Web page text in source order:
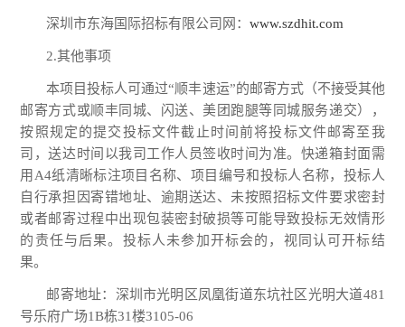
深圳市东海国际招标有限公司网：www.szdhit.com
2.其他事项
本项目投标人可通过“顺丰速运”的邮寄方式（不接受其他
邮寄方式或顺丰同城、闪送、美团跑腿等同城服务递交），
按照规定的提交投标文件截止时间前将投标文件邮寄至我
司，送达时间以我司工作人员签收时间为准。快递箱封面需
用A4纸清晰标注项目名称、项目编号和投标人名称，投标人
自行承担因寄错地址、逾期送达、未按照招标文件要求密封
或者邮寄过程中出现包装密封破损等可能导致投标无效情形
的责任与后果。投标人未参加开标会的，视同认可开标结
果。
邮寄地址：深圳市光明区凤凰街道东坑社区光明大道481
号乐府广场1B栋31楼3105-06